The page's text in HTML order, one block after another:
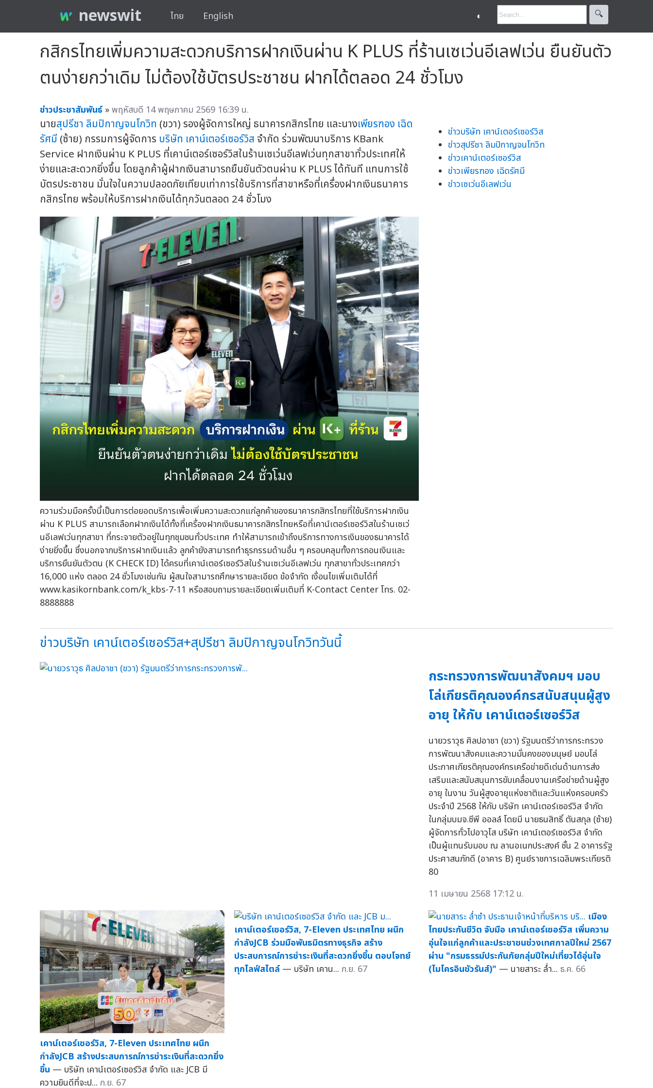
newswit ไทย English ◐ 🔍︎
กสิกรไทยเพิ่มความสะดวกบริการฝากเงินผ่าน K PLUS ที่ร้านเซเว่นอีเลฟเว่น ยืนยันตัว
ตนง่ายกว่าเดิม ไม่ต้องใช้บัตรประชาชน ฝากได้ตลอด 24 ชั่วโมง
ข่าวประชาสัมพันธ์ »พฤหัสบดี 14 พฤษภาคม 2569 16:39 น.
นายสุปรีชา ลิมปิกาญจนโกวิท (ขวา) รองผู้จัดการใหญ่ ธนาคารกสิกรไทย และนางเพียรฑอง เฉิด
รัศมี (ซ้าย) กรรมการผู้จัดการ บริษัท เคาน์เตอร์เซอร์วิสจำกัด ร่วมพัฒนาบริการ KBank
Service ฝากเงินผ่าน K PLUS ที่เคาน์เตอร์เซอร์วิสในร้านเซเว่นอีเลฟเว่นทุกสาขาทั่วประเทศให้
ง่ายและสะดวกยิ่งขึ้น โดยลูกค้าผู้ฝากเงินสามารถยืนยันตัวตนผ่าน K PLUS ได้ทันที แทนการใช้
บัตรประชาชน มั่นใจในความปลอดภัยเทียบเท่าการใช้บริการที่สาขาหรือที่เครื่องฝากเงินธนาคาร
กสิกรไทย พร้อมให้บริการฝากเงินได้ทุกวันตลอด 24 ชั่วโมง
ความร่วมมือครั้งนี้เป็นการต่อยอดบริการเพื่อเพิ่มความสะดวกแก่ลูกค้าของธนาคารกสิกรไทยที่ใช้บริการฝากเงิน
ผ่าน K PLUS สามารถเลือกฝากเงินได้ทั้งที่เครื่องฝากเงินธนาคารกสิกรไทยหรือที่เคาน์เตอร์เซอร์วิสในร้านเซเว่
นอีเลฟเว่นทุกสาขา ที่กระจายตัวอยู่ในทุกชุมชนทั่วประเทศ ทำให้สามารถเข้าถึงบริการทางการเงินของธนาคารได้
ง่ายยิ่งขึ้น ซึ่งนอกจากบริการฝากเงินแล้ว ลูกค้ายังสามารถทำธุรกรรมด้านอื่น ๆ ครอบคลุมทั้งการถอนเงินและ
บริการยืนยันตัวตน (K CHECK ID) ได้ครบที่เคาน์เตอร์เซอร์วิสในร้านเซเว่นอีเลฟเว่น ทุกสาขาทั่วประเทศกว่า
16,000 แห่ง ตลอด 24 ชั่วโมงเช่นกัน ผู้สนใจสามารถศึกษารายละเอียด ข้อจำกัด เงื่อนไขเพิ่มเติมได้ที่
www.kasikornbank.com/k_kbs-7-11 หรือสอบถามรายละเอียดเพิ่มเติมที่ K-Contact Center โทร. 02-
8888888
ข่าวบริษัท เคาน์เตอร์เซอร์วิส
ข่าวสุปรีชา ลิมปิกาญจนโกวิท
ข่าวเคาน์เตอร์เซอร์วิส
ข่าวเพียรฑอง เฉิดรัศมี
ข่าวเซเว่นอีเลฟเว่น
ข่าวบริษัท เคาน์เตอร์เซอร์วิส+สุปรีชา ลิมปิกาญจนโกวิทวันนี้
กระทรวงการพัฒนาสังคมฯ มอบ
โล่เกียรติคุณองค์กรสนับสนุนผู้สูง
อายุ ให้กับ เคาน์เตอร์เซอร์วิส
นายวราวุธ ศิลปอาชา (ขวา) รัฐมนตรีว่าการกระทรวง
การพัฒนาสังคมและความมั่นคงของมนุษย์ มอบโล่
ประกาศเกียรติคุณองค์กรเครือข่ายดีเด่นด้านการส่ง
เสริมและสนับสนุนการขับเคลื่อนงานเครือข่ายด้านผู้สูง
อายุ ในงาน วันผู้สูงอายุแห่งชาติและวันแห่งครอบครัว
ประจำปี 2568 ให้กับ บริษัท เคาน์เตอร์เซอร์วิส จำกัด
ในกลุ่มบมจ.ซีพี ออลล์ โดยมี นายธนสิทธิ์ ตันสกุล (ซ้าย)
ผู้จัดการทั่วไปอาวุโส บริษัท เคาน์เตอร์เซอร์วิส จำกัด
เป็นผู้แทนรับมอบ ณ ลานอเนกประสงค์ ชั้น 2 อาคารรัฐ
ประศาสนภักดี (อาคาร B) ศูนย์ราชการเฉลิมพระเกียรติ
80
11 เมษายน 2568 17:12 น.
เคาน์เตอร์เซอร์วิส, 7-Eleven ประเทศไทย ผนึก
กำลังJCB สร้างประสบการณ์การชำระเงินที่สะดวกยิ่ง
ขึ้น — บริษัท เคาน์เตอร์เซอร์วิส จำกัด และ JCB มี
ความยินดีที่จะป... ก.ย. 67
เคาน์เตอร์เซอร์วิส, 7-Eleven ประเทศไทย ผนึก
กำลังJCB ร่วมมือพันธมิตรทางธุรกิจ สร้าง
ประสบการณ์การชำระเงินที่สะดวกยิ่งขึ้น ตอบโจทย์
ทุกไลฟ์สไตล์ — บริษัท เคาน... ก.ย. 67
เมือง
ไทยประกันชีวิต จับมือ เคาน์เตอร์เซอร์วิส เพิ่มความ
อุ่นใจแก่ลูกค้าและประชาชนช่วงเทศกาลปีใหม่ 2567
ผ่าน "กรมธรรม์ประกันภัยกลุ่มปีใหม่เที่ยวได้อุ่นใจ
(ไมโครอินชัวรันส์)" — นายสาระ ล่ำ... ธ.ค. 66